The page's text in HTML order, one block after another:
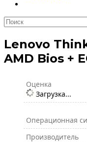
Lenovo
AMD Bios +
Оценка
Загрузка...
Операционная
Производитель